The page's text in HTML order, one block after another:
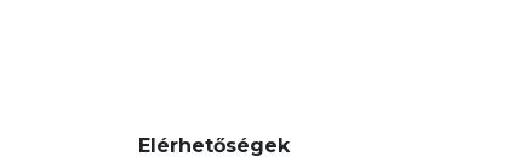
Elérhetőségek